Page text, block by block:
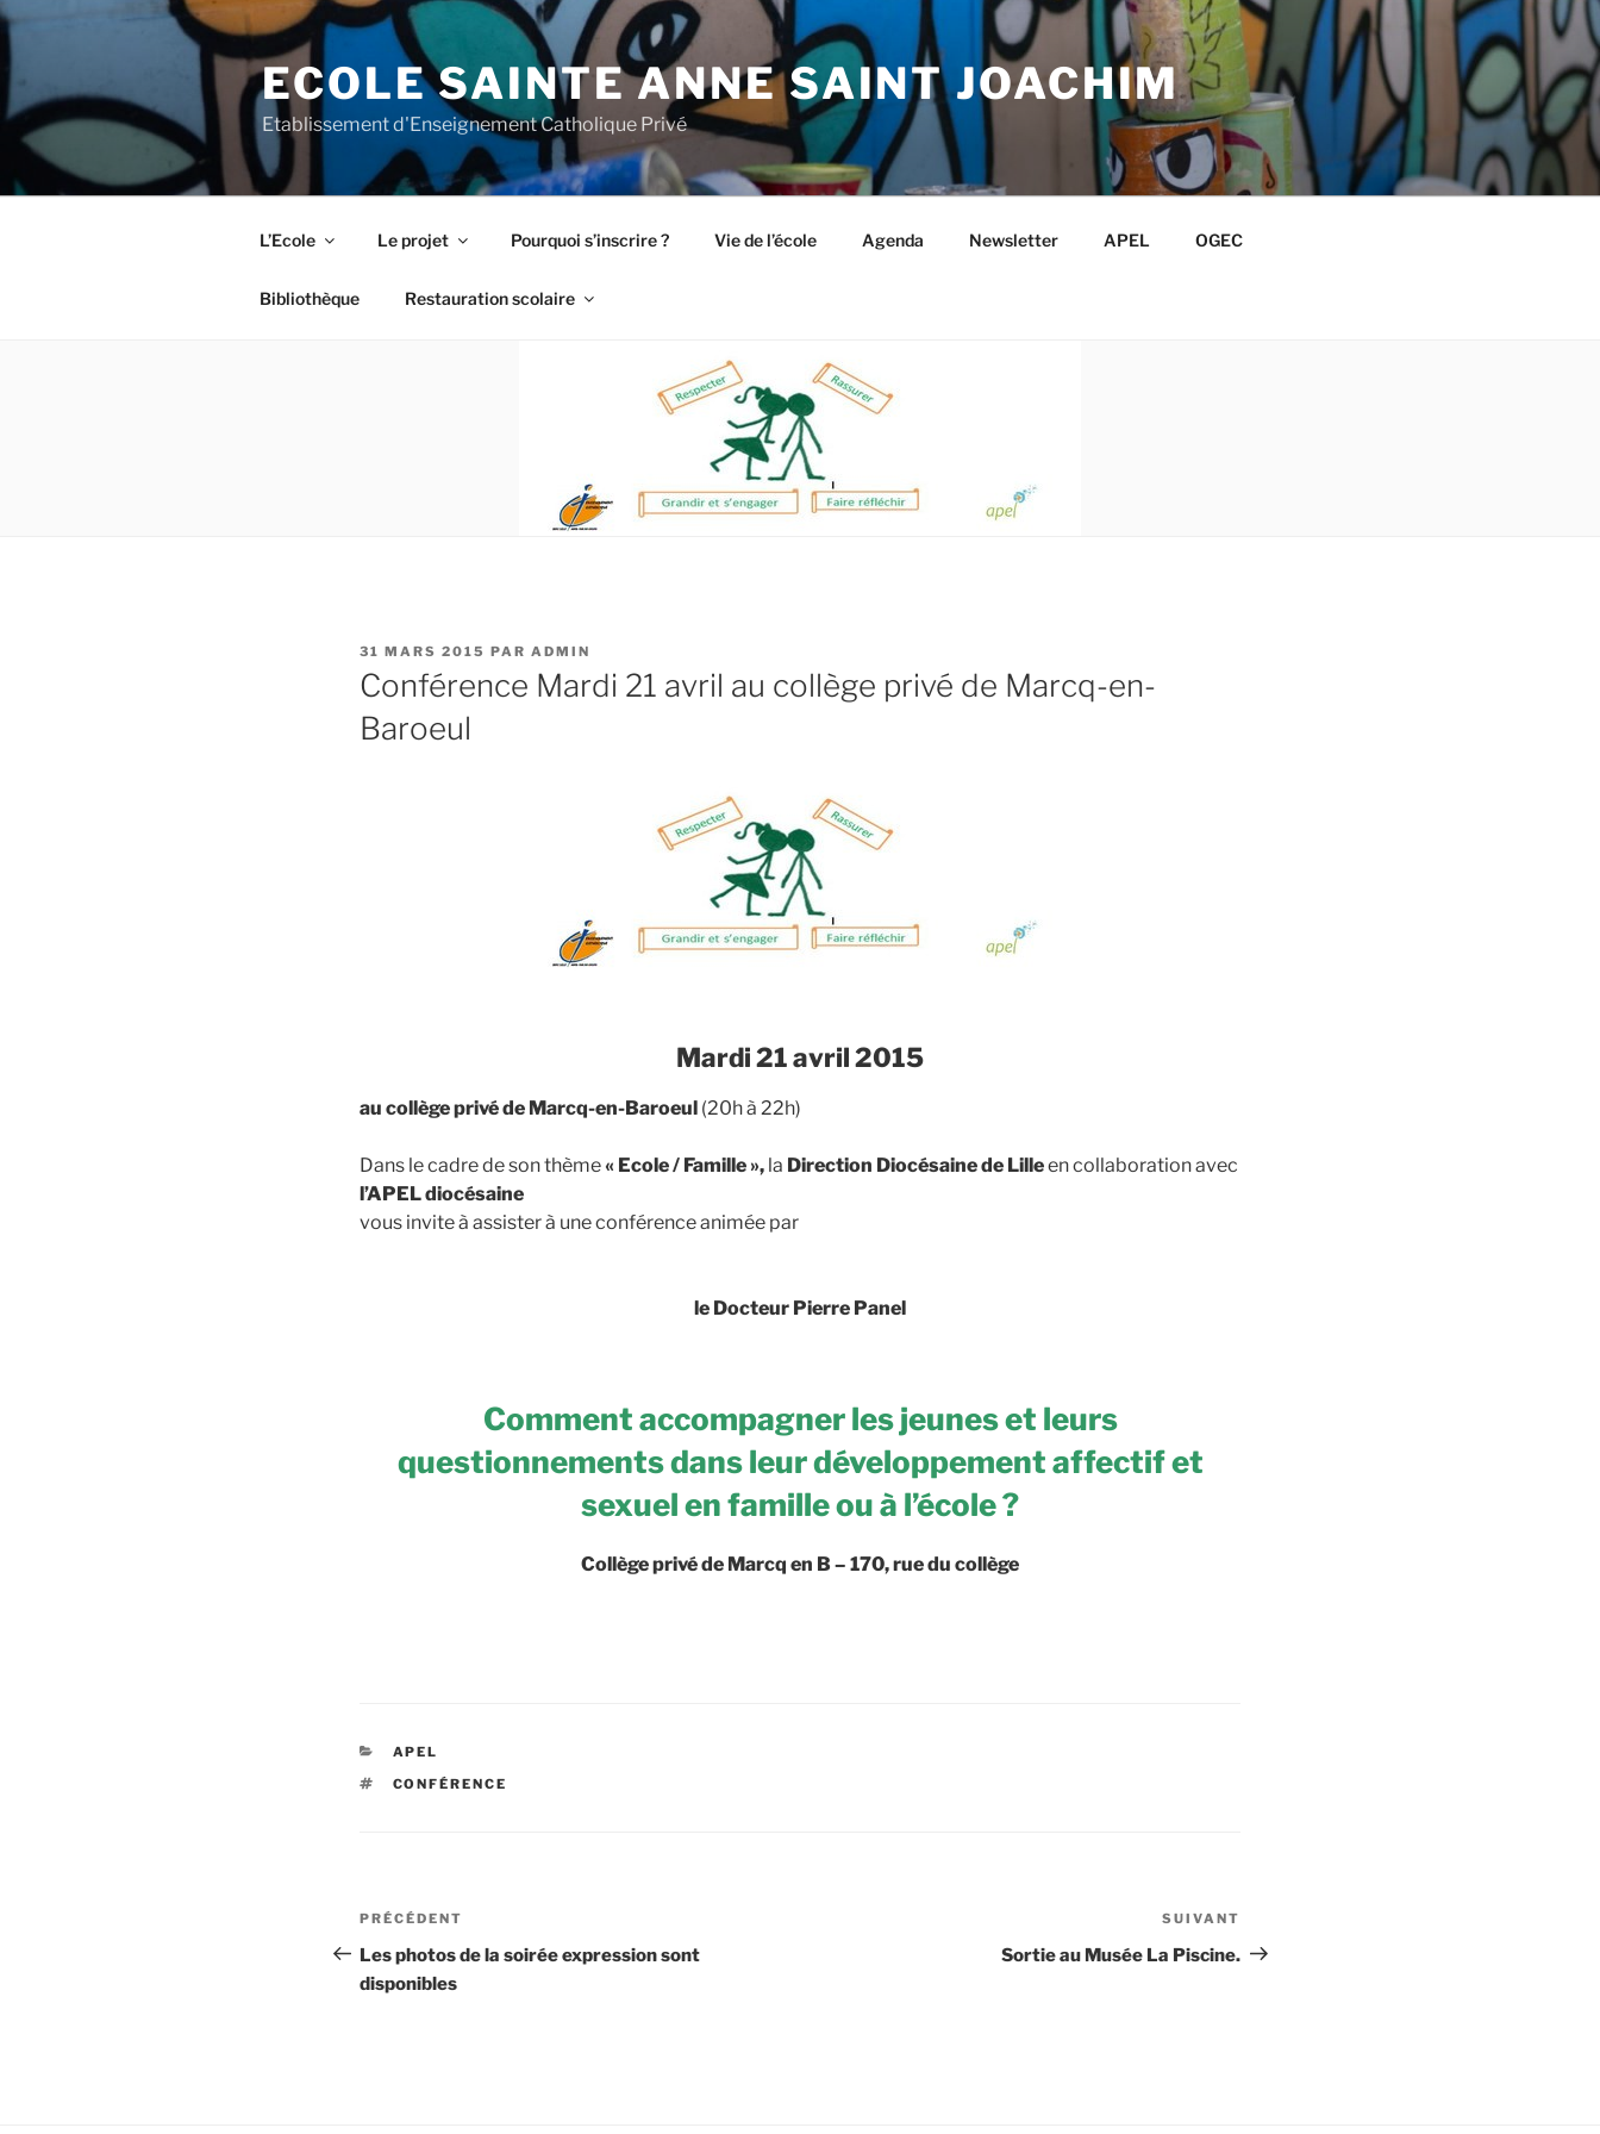
Aller
au
principal
ECOLE SAINTE ANNE SAINT JOACHIM
Etablissement d'Enseignement Catholique Privé
L’Ecole Le projet Pourquoi s’inscrire ? Vie de l’école Agenda Newsletter APEL OGEC
Bibliothèque Restauration scolaire
PUBLIÉ
LE
31 MARS 2015 PAR ADMIN
Conférence Mardi 21 avril au collège privé de Marcq-en-
Baroeul
Mardi 21 avril 2015
au collège privé de Marcq-en-Baroeul (20h à 22h)
Dans le cadre de son thème « Ecole / Famille », la Direction Diocésainede Lilleen collaboration avec
l’APEL diocésaine
vous invite à assister à une conférence animée par
le Docteur Pierre Panel
Comment accompagner les jeunes et leurs
questionnements dans leur développement affectif et
sexuel en famille ou à l’école ?
Collège privé de Marcq en B – 170, rue du collège
CATÉGORIES
APEL
ÉTIQUETTES
CONFÉRENCE
Navigation
de
l’article
Article
précédent
PRÉCÉDENT
Les photos de la soirée expression sont
disponibles
suivant
SUIVANT
Sortie au Musée La Piscine.